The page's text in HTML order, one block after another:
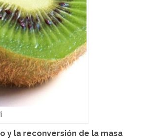
y la reconversión de la masa